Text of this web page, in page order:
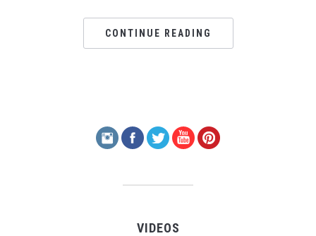
CONTINUE READING
VIDEOS